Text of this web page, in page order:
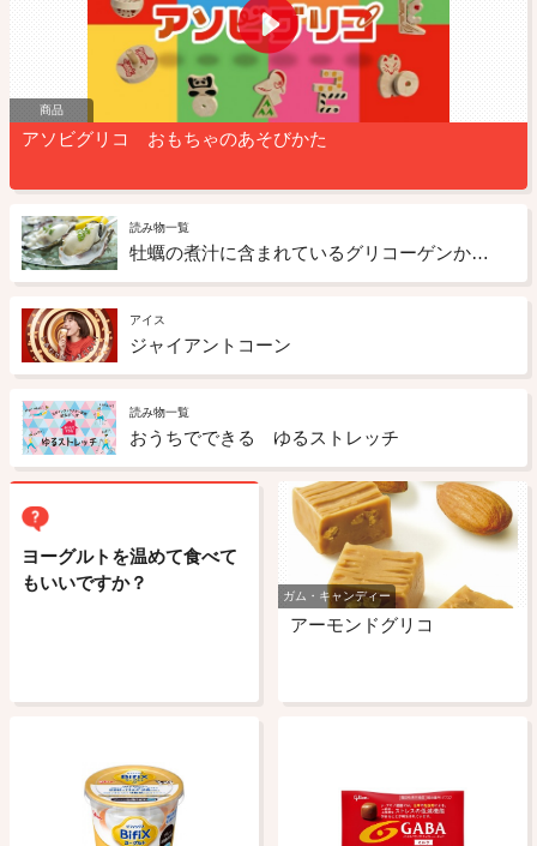
商品
アソビグリコ おもちゃのあそびかた
読み物一覧
牡蠣の煮汁に含まれているグリコーゲンから生まれたお菓子とは？
アイス
ジャイアントコーン
読み物一覧
おうちでできる ゆるストレッチ
ヨーグルトを温めて食べて
もいいですか？
ガム・キャンディー
アーモンドグリコ